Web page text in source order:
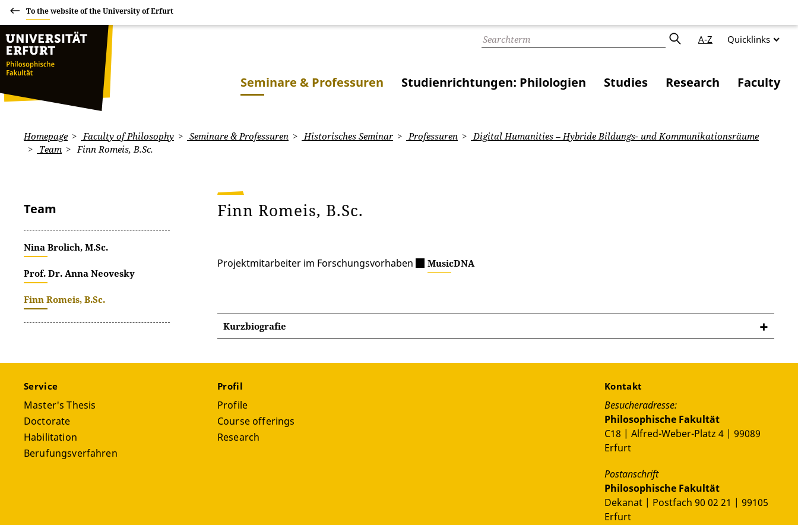
To the website of the University of Erfurt
A-Z Quicklinks
Seminare & Professuren Studienrichtungen: Philologien Studies Research Faculty
Homepage Faculty of Philosophy Seminare & Professuren Historisches Seminar Professuren
Digital Humanities – Hybride Bildungs- und Kommunikationsräume
Team
Finn Romeis, B.Sc.
Team
Nina Brolich, M.Sc.
Prof. Dr. Anna Neovesky
Finn Romeis, B.Sc.
Finn Romeis, B.Sc.
Projektmitarbeiter im Forschungsvorhaben MusicDNA
Kurzbiografie
Service
Master's Thesis
Doctorate
Habilitation
Berufungsverfahren
Profil
Profile
Course offerings
Research
Kontakt
Besucheradresse:
Philosophische Fakultät
C18 | Alfred-Weber-Platz 4 | 99089
Erfurt
Postanschrift
Philosophische Fakultät
Dekanat | Postfach 90 02 21 | 99105
Erfurt